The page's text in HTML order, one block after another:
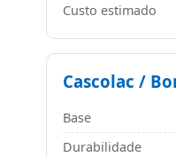
Custo estimado
Cascolac /
Base
Durabilidade